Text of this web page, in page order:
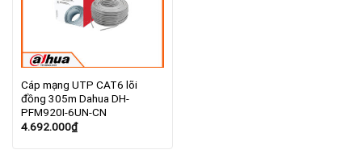
Cáp mạng UTP CAT6 lõi
đồng 305m Dahua DH-
PFM920I-6UN-CN
4.692.000₫